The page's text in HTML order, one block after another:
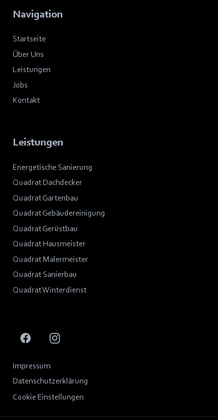
Navigation
Startseite
Über Uns
Leistungen
Jobs
Kontakt
Leistungen
Energetische Sanierung
Quadrat Dachdecker
Quadrat Gartenbau
Quadrat Gebäudereinigung
Quadrat Gerüstbau
Quadrat Hausmeister
Quadrat Malermeister
Quadrat Sanierbau
Quadrat Winterdienst
Impressum
Datenschutzerklärung
Cookie Einstellungen